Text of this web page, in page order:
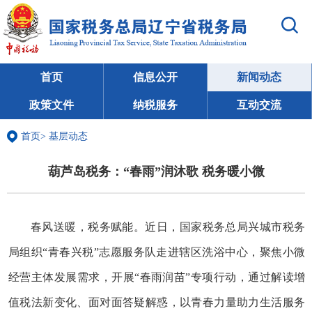
首页 信息公开 新闻动态
政策文件 纳税服务 互动交流
首页> 基层动态
葫芦岛税务：“春雨”润沐歌 税务暖小微
春风送暖，税务赋能。近日，国家税务总局兴城市税务
局组织“青春兴税”志愿服务队走进辖区洗浴中心，聚焦小微
经营主体发展需求，开展“春雨润苗”专项行动，通过解读增
值税法新变化、面对面答疑解惑，以青春力量助力生活服务